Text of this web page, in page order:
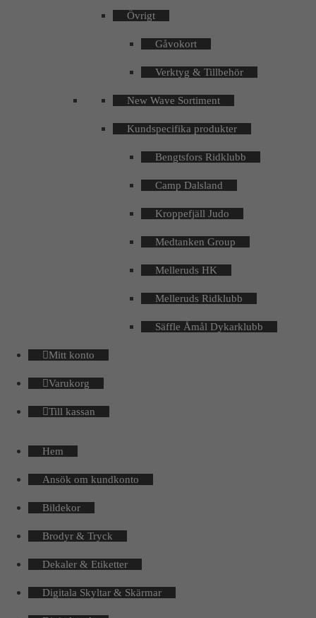
Övrigt
Gåvokort
Verktyg & Tillbehör
New Wave Sortiment
Kundspecifika produkter
Bengtsfors Ridklubb
Camp Dalsland
Kroppefjäll Judo
Medtanken Group
Melleruds HK
Melleruds Ridklubb
Säffle Åmål Dykarklubb
Mitt konto
Varukorg
Till kassan
Hem
Ansök om kundkonto
Bildekor
Brodyr & Tryck
Dekaler & Etiketter
Digitala Skyltar & Skärmar